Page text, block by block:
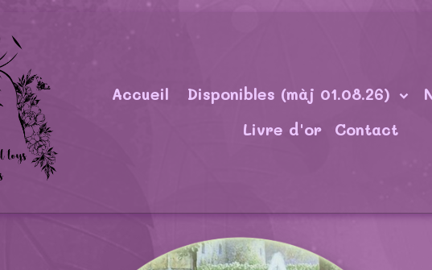
Accueil Disponibles (màj 01.08.26)
Livre d'or
Contact